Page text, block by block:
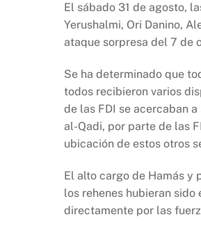
El sábado 31 de agosto,
Yerushalmi, Ori Danino,
ataque sorpresa del 7 de
Se ha determinado que
todos recibieron varios
de las FDI se acercaban
al-Qadi, por parte de las
ubicación de estos otros
El alto cargo de Hamás y
los rehenes hubieran
directamente por las